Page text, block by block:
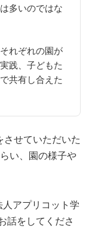
多いのではな
れぞれの園が
践、子どもた
共有し合えた
させていただいた
い、園の様子や
アプリコット学
話をしてくださ